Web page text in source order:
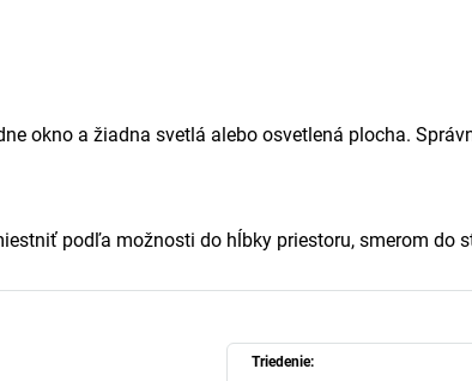
okno a žiadna svetlá alebo osvetlená plocha.
podľa možnosti do hĺbky priestoru, smerom do
Triedenie: